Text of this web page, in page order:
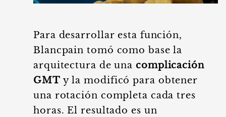
Para desarrollar esta función,
Blancpain tomó como base la
arquitectura de una complicación
GMTy la modificó para obtener
una rotación completa cada tres
horas. El resultado es un